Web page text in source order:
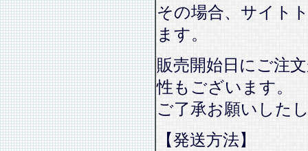
その場合、サイト
ます。
販売開始日にご注
性もございます。
ご了承お願いした
【発送方法】